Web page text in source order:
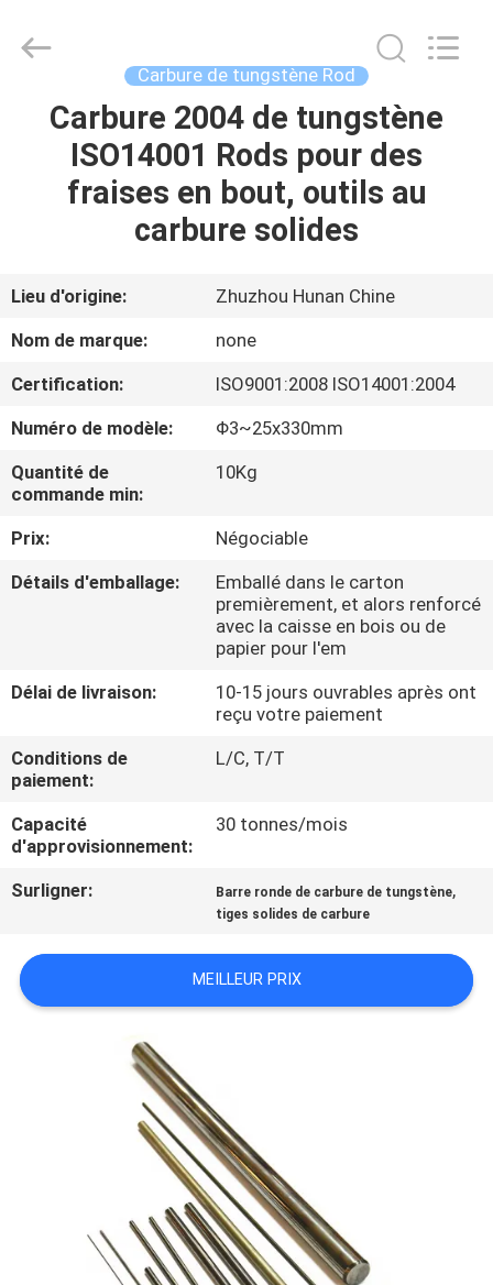
MAISON
PRODUITS
SUJET
DE
NOUS
VISITE
D'USINE
CONTRÔLE
DE
CONTACTEZ-
NOUVELLES
UNE
CITATION
PLAN
Cemented
Carbide
Carbure de tungstène Rod
Carbure 2004 de tungstène
ISO14001 Rods pour des
fraises en bout, outils au
carbure solides
Lieu d'origine:
Zhuzhou Hunan Chine
Nom de marque:
none
Certification:
ISO9001:2008 ISO14001:2004
Numéro de modèle:
Φ3~25x330mm
Quantité de
commande min:
10Kg
Prix:
Négociable
Détails d'emballage:
Emballé dans le carton
premièrement, et alors renforcé
avec la caisse en bois ou de
papier pour l'em
Délai de livraison:
10-15 jours ouvrables après ont
reçu votre paiement
Conditions de
paiement:
L/C, T/T
Capacité
d'approvisionnement:
30 tonnes/mois
Surligner: Barre ronde de carbure de tungstène,
tiges solides de carbure
MEILLEUR PRIX